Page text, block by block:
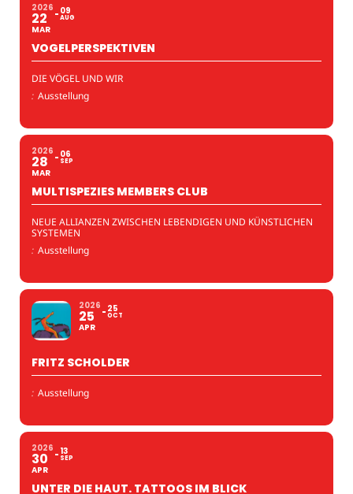
2026
22
MAR
09
AUG
VOGELPERSPEKTIVEN
DIE VÖGEL UND WIR
: Ausstellung
2026
28
MAR
06
SEP
MULTISPEZIES MEMBERS CLUB
NEUE ALLIANZEN ZWISCHEN LEBENDIGEN UND KÜNSTLICHEN
SYSTEMEN
: Ausstellung
2026
25
APR
25
OCT
FRITZ SCHOLDER
: Ausstellung
2026
30
APR
13
SEP
UNTER DIE HAUT. TATTOOS IM BLICK